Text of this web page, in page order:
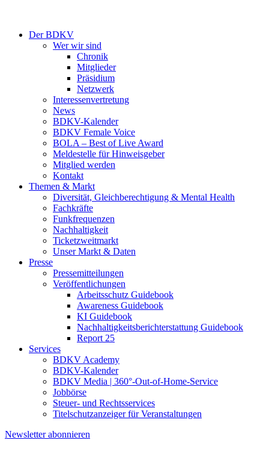
Der BDKV
Wer wir sind
Chronik
Mitglieder
Präsidium
Netzwerk
Interessenvertretung
News
BDKV-Kalender
BDKV Female Voice
BOLA – Best of Live Award
Meldestelle für Hinweisgeber
Mitglied werden
Kontakt
Themen & Markt
Diversität, Gleichberechtigung & Mental Health
Fachkräfte
Funkfrequenzen
Nachhaltigkeit
Ticketzweitmarkt
Unser Markt & Daten
Presse
Pressemitteilungen
Veröffentlichungen
Arbeitsschutz Guidebook
Awareness Guidebook
KI Guidebook
Nachhaltigkeitsberichterstattung Guidebook
Report 25
Services
BDKV Academy
BDKV-Kalender
BDKV Media | 360°-Out-of-Home-Service
Jobbörse
Steuer- und Rechtsservices
Titelschutzanzeiger für Veranstaltungen
Newsletter abonnieren